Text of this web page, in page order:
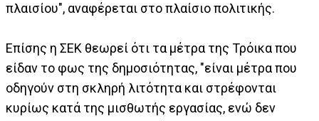
πλαισίου", αναφέρεται στο πλαίσιο πολιτικής.
Επίσης η ΣΕΚ θεωρεί ότι τα μέτρα της Τρόικα που
είδαν το φως της δημοσιότητας, "είναι μέτρα που
οδηγούν στη σκληρή λιτότητα και στρέφονται
κυρίως κατά της μισθωτής εργασίας, ενώ δεν